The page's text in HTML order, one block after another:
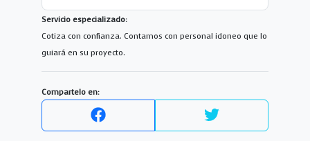
Servicio especializado:
Cotiza con confianza. Contamos con personal idoneo que lo
guiará en su proyecto.
Compartelo en: